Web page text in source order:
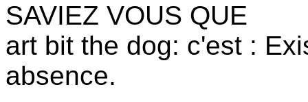
SAVIEZ VOUS QUE
art bit the dog: c'est :
absence.